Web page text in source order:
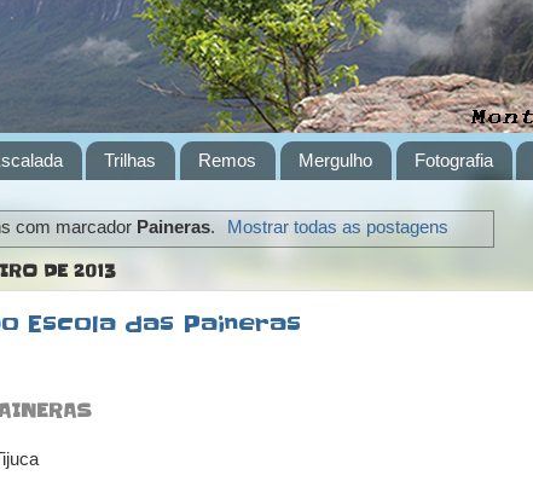
Trilhas Remos Mergulho Fotografia
com marcador Paineras. Mostrar todas as postagens
DE 2013
Escola das Paineras